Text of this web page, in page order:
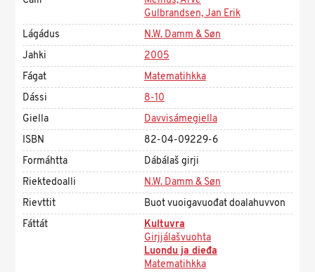
Gulbrandsen, Jan Erik
Lágádus
N.W. Damm & Søn
Jahki
2005
Fágat
Matematihkka
Dássi
8-10
Giella
Davvisámegiella
ISBN
82-04-09229-6
Formáhtta
Dábálaš girji
Riektedoalli
N.W. Damm & Søn
Rievttit
Buot vuoigavuođat doalahuvvon
Fáttát
Kultuvra
Girjjálašvuohta
Luondu ja dieđa
Matematihkka